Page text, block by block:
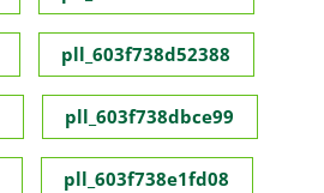
pll_603f738d52388
pll_603f738dbce99
pll_603f738e1fd08